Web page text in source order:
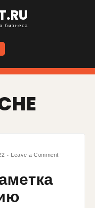
бизнеса
Leave a Comment